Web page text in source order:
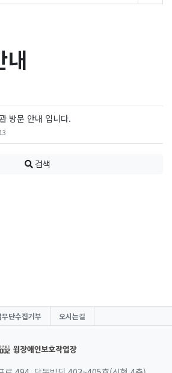
내
방문 안내 입니다.
검색
무단수집거부 오시는길